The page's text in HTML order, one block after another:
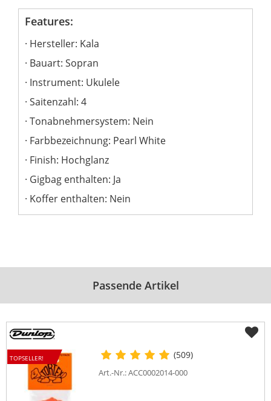
Features:
Hersteller: Kala
Bauart: Sopran
Instrument: Ukulele
Saitenzahl: 4
Tonabnehmersystem: Nein
Farbbezeichnung: Pearl White
Finish: Hochglanz
Gigbag enthalten: Ja
Koffer enthalten: Nein
Passende Artikel
TOPSELLER! (509)
Art.-Nr.: ACC0002014-000